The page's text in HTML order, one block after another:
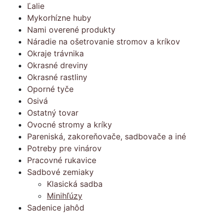
Ľalie
Mykorhízne huby
Nami overené produkty
Náradie na ošetrovanie stromov a kríkov
Okraje trávnika
Okrasné dreviny
Okrasné rastliny
Oporné tyče
Osivá
Ostatný tovar
Ovocné stromy a kríky
Pareniská, zakoreňovače, sadbovače a iné
Potreby pre vinárov
Pracovné rukavice
Sadbové zemiaky
Klasická sadba
Minihľúzy
Sadenice jahôd